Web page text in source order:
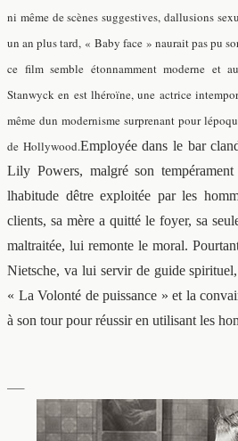
ni même de scènes suggestives, dallusions
un an plus tard, « Baby face » naurait pas pu
ce film semble étonnamment moderne et
Stanwyck en est lhéroïne, une actrice
même dun modernisme surprenant pour
de Hollywood.Employée dans le bar
Lily Powers, malgré son
lhabitude dêtre exploitée par les
clients, sa mère a quitté le foyer, sa
maltraitée, lui remonte le moral.
Nietsche, va lui servir de guide
« La Volonté de puissance » et la
à son tour pour réussir en utilisant les
—–